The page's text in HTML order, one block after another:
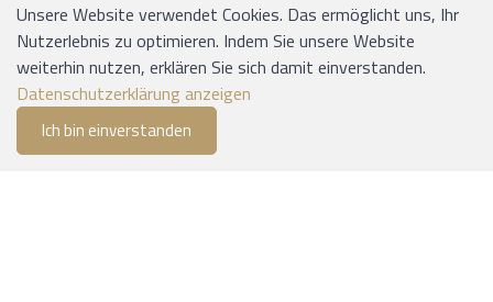
Merkliste
INFORMATIONEN
Versand und Zahlung
Unsere Website verwendet Cookies. Das ermöglicht uns, Ihr
Nutzerlebnis zu optimieren. Indem Sie unsere Website
weiterhin nutzen, erklären Sie sich damit einverstanden.
Datenschutzerklärung anzeigen
Ich bin einverstanden